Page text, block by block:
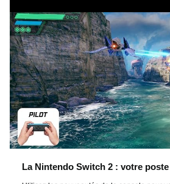
La Nintendo Switch 2 : votre